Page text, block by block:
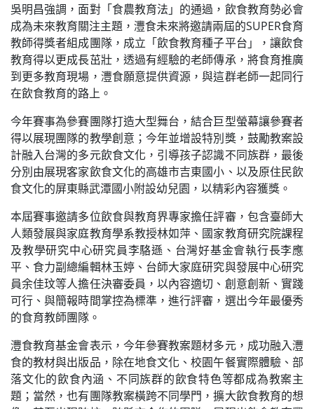
吳明昌強調，面對「食農教育法」的通過，飲食教育勢必會
成為未來教育關注主題，灃食未來將邀請兩屆的SUPER食育
教師得獎者組成團隊，成立「飲食教育種子平台」，讓飲食
教育得以更成長茁壯，透過有經驗的老師傳承，將食育推廣
到更多教育現場，灃食願意提供資源，與這群老師一起同行
在飲食教育的路上。
今年賽事為參賽團隊打造大型舞台，結合巨型螢幕讓參賽者
得以展現團隊的教學創意；今年並增設特別獎，鼓勵教案設
計融入台灣的多元飲食文化，引導孩子認識不同族群，最後
分別由展現客家飲食文化的高雄市吉東國小、以及原住民飲
食文化的屏東縣武潭國小附設幼兒園，以精彩內容獲獎。
本屆賽事邀請多位飲食與教育界專家擔任評審，包含臺師大
人類發展與家庭教育學系教授林如萍、國家教育研究院課程
及教學研究中心研究員李駱遜、台灣好基金會執行長李應
平、食力副總編輯林玉婷、台師大家庭研究與發展中心研究
員余佳玟等人擔任決審委員，以內容適切、創意創新、實踐
可行、與簡報時間掌控為標準，進行評審，選出今年最優秀
的食育教師團隊。
灃食教育基金會表示，今年參賽教案題材多元，成功融入灃
食的教材與出版品，除在地食文化、校園午餐實際體驗、部
落文化的飲食內涵、不同族群的飲食特色等都成為教案主
題；當然，也有團隊教案橫跨不同學門，擴大飲食教育的想